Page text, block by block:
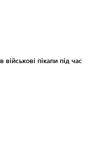
пікапи під час